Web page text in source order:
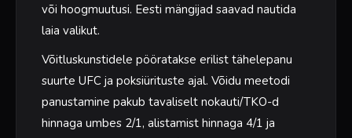
või hoogmuutusi. Eesti mängijad saavad nautida
laia valikut.
Võitluskunstidele pööratakse erilist tähelepanu
suurte UFC ja poksiürituste ajal. Võidu meetodi
panustamine pakub tavaliselt nokauti/TKO-d
hinnaga umbes 2/1, alistamist hinnaga 4/1 ja